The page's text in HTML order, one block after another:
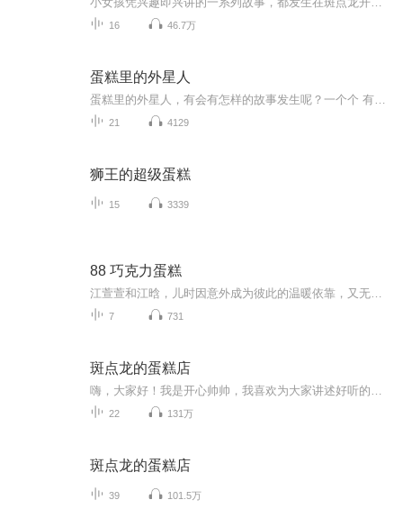
16 46.7万
蛋糕里的外星人
21 4129
狮王的超级蛋糕
15 3339
88 巧克力蛋糕
7 731
斑点龙的蛋糕店
22 131万
斑点龙的蛋糕店
39 101.5万